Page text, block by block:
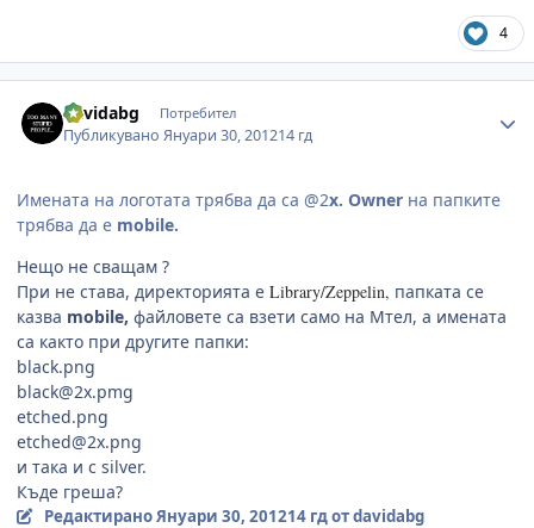
4
davidabg Потребител
ПубликуваноЯнуари 30, 201214 гд
Имената на логотата трябва да са @2x. Owner на папките
трябва да e mobile.
Нещо не сващам ?
При не става, директорията е Library/Zeppelin, папката се
казва mobile, файловете са взети само на Мтел, a имената
са както при другите папки:
black.png
black@2x.pmg
etched.png
etched@2x.png
и така и с silver.
Къде греша?
РедактираноЯнуари 30, 201214 гдот davidabg